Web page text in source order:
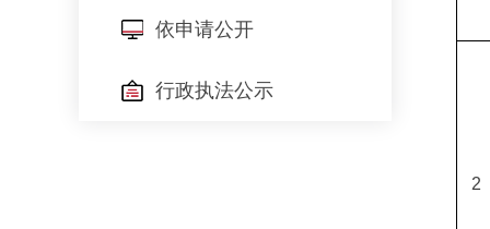
依申请公开
行政执法公示
2